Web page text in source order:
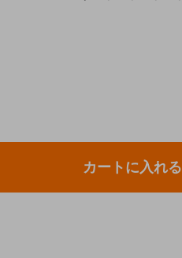
カートに入れる